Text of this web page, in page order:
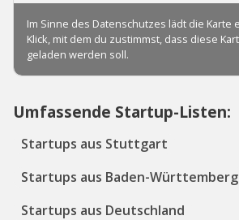
Umfassende Startup-Listen:
Startups aus Stuttgart
Startups aus Baden-Württemberg
Startups aus Deutschland